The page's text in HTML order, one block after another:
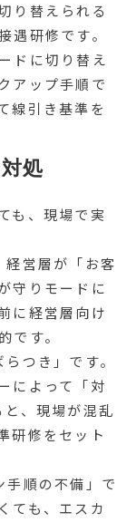
り替えられる
遇研修です。
ドに切り替え
アップ手順で
線引き基準を
処
も、現場で実
経営層が「お客
守りモードに
に経営層向け
です。
つき」です。
によって「対
、現場が混乱
研修をセット
順の不備」で
ても、エスカ